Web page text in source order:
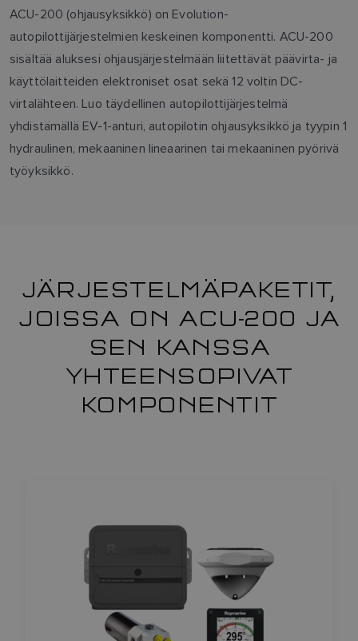
ACU-200 (ohjausyksikkö) on Evolution-
autopilottijärjestelmien keskeinen komponentti. ACU-200
sisältää aluksesi ohjausjärjestelmään liitettävät päävirta- ja
käyttölaitteiden elektroniset osat sekä 12 voltin DC-
virtalähteen. Luo täydellinen autopilottijärjestelmä
yhdistämällä EV-1-anturi, autopilotin ohjausyksikkö ja tyypin 1
hydraulinen, mekaaninen lineaarinen tai mekaaninen pyörivä
työyksikkö.
JÄRJESTELMÄPAKETIT,
JOISSA ON ACU-200 JA
SEN KANSSA
YHTEENSOPIVAT
KOMPONENTIT